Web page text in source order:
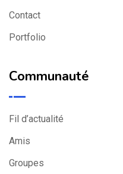
Contact
Portfolio
Communauté
Fil d’actualité
Amis
Groupes